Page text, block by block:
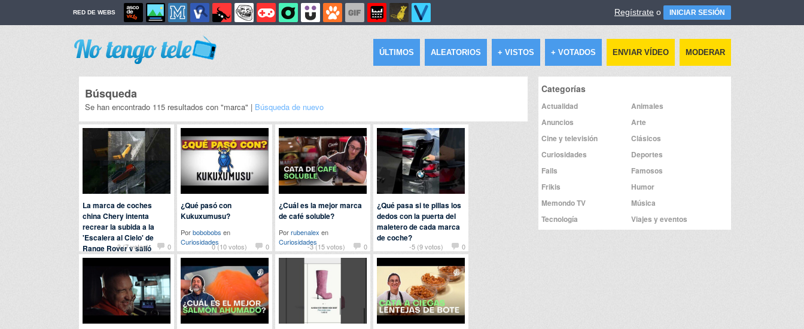
RED DE WEBS Regístrate o INICIAR SESIÓN
ÚLTIMOS ALEATORIOS + VISTOS + VOTADOS ENVIAR VÍDEO MODERAR
Búsqueda
Se han encontrado 115 resultados con "marca" | Búsqueda de nuevo
-3 (7 votos) 0
La marca de coches
china Chery intenta
recrear la subida a la
'Escalera al Cielo' de
Range Rover y salió
regular
flamenquinen
Curiosidades
0 (10 votos) 0
¿Qué pasó con
Kukuxumusu?
Porbobobobs en
Curiosidades
-3 (15 votos) 0
¿Cuál es la mejor marca
de café soluble?
Porrubenalex en
Curiosidades
-5 (9 votos) 0
¿Qué pasa si te pillas los
dedos con la puerta del
maletero de cada marca
de coche?
Porpatatabravaen
Categorías
Actualidad
Animales
Anuncios
Arte
Cine y televisión
Clásicos
Curiosidades
Deportes
Fails
Famosos
Frikis
Humor
Memondo TV
Música
Tecnología
Viajes y eventos